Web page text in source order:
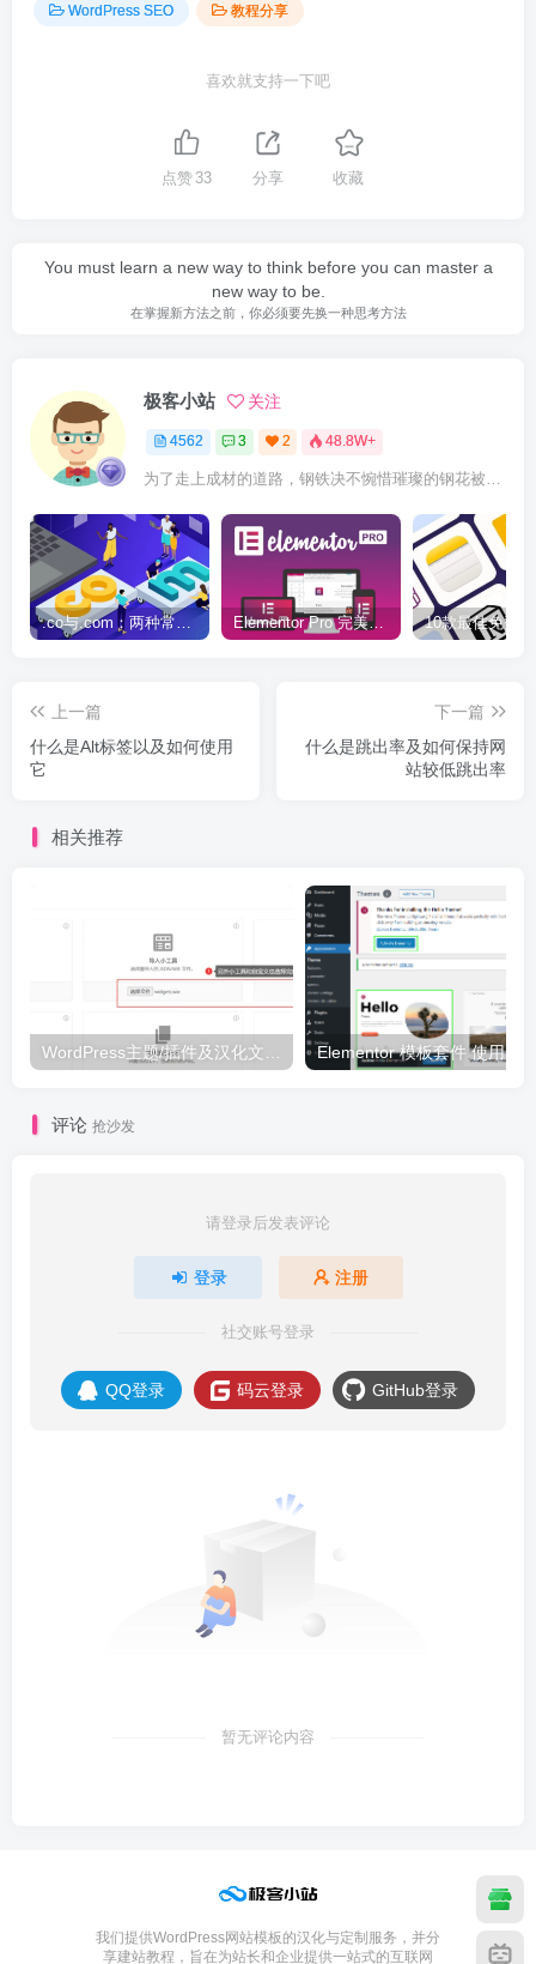
WordPress SEO 教程分享
喜欢就支持一下吧
点赞 33 分享 收藏
You must learn a new way to think before you can master a
new way to be.
在掌握新方法之前，你必须要先换一种思考方法
极客小站 关注
4562 3 2 48.8W+
为了走上成材的道路，钢铁决不惋惜璀璨的钢花被遗弃
.co与.com：两种常用域名后缀名完全指南 Elementor Pro 完美汉化中文版（含全套模板）|可视化编辑页面自定义设计WordPress插件
上一篇
什么是Alt标签以及如何使用
它
下一篇
什么是跳出率及如何保持网
站较低跳出率
相关推荐
WordPress主题/插件及汉化文件安装详细图文教程
评论 抢沙发
请登录后发表评论
登录 注册
社交账号登录
QQ登录 码云登录 GitHub登录
暂无评论内容
我们提供WordPress网站模板的汉化与定制服务，并分
享建站教程，旨在为站长和企业提供一站式的互联网